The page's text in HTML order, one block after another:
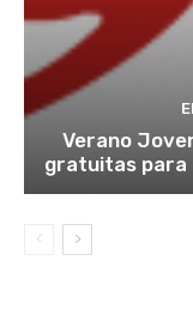
Verano
gratuitas para